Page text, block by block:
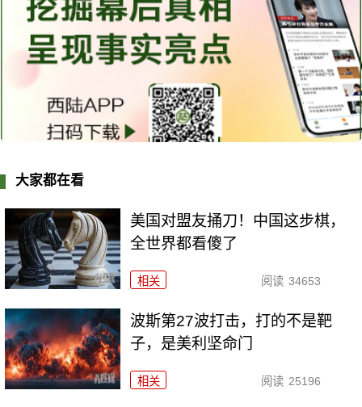
大家都在看
美国对盟友捅刀！中国这步棋，
全世界都看傻了
相关 阅读 34653
波斯第27波打击，打的不是靶
子，是美利坚命门
相关 阅读 25196